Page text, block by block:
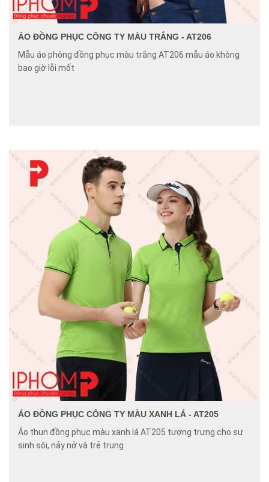
ÁO ĐỒNG PHỤC CÔNG TY MÀU TRẮNG - AT206
Mẫu áo phông đồng phục màu trắng AT206 mẫu áo không
bao giờ lỗi mốt
ÁO ĐỒNG PHỤC CÔNG TY MÀU XANH LÁ - AT205
Áo thun đồng phục màu xanh lá AT205 tượng trưng cho sự
sinh sôi, nảy nở và trẻ trung